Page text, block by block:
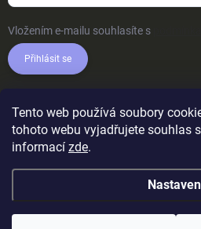
Tento web používá soubory
tohoto webu vyjadřujete souhlas
informací zde.
Vložením e-mailu souhlasíte s
Přihlásit se